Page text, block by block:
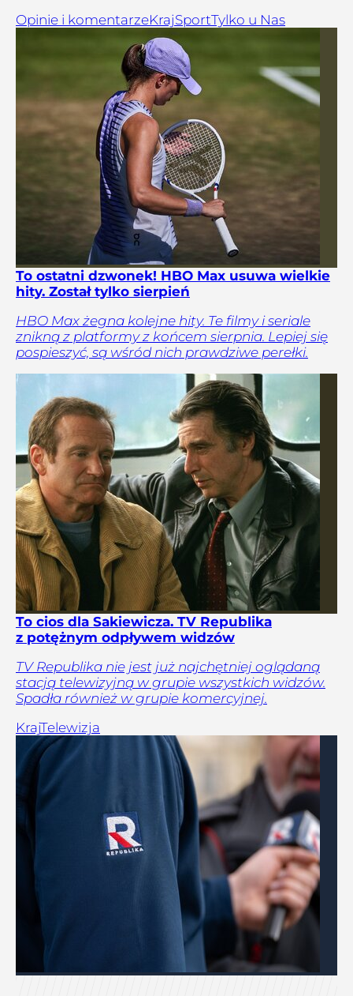
Opinie i komentarzeKrajSportTylko u Nas
To ostatni dzwonek! HBO Max usuwa wielkie
hity. Został tylko sierpień
HBO Max żegna kolejne hity. Te filmy i seriale
znikną z platformy z końcem sierpnia. Lepiej się
pospieszyć, są wśród nich prawdziwe perełki.
To cios dla Sakiewicza. TV Republika
z potężnym odpływem widzów
TV Republika nie jest już najchętniej oglądaną
stacją telewizyjną w grupie wszystkich widzów.
Spadła również w grupie komercyjnej.
KrajTelewizja